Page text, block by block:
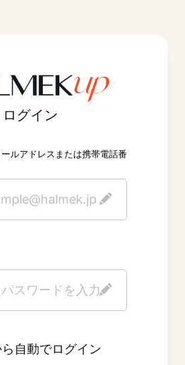
ログイン
ルアドレスまたは携帯電話番
自動でログイン